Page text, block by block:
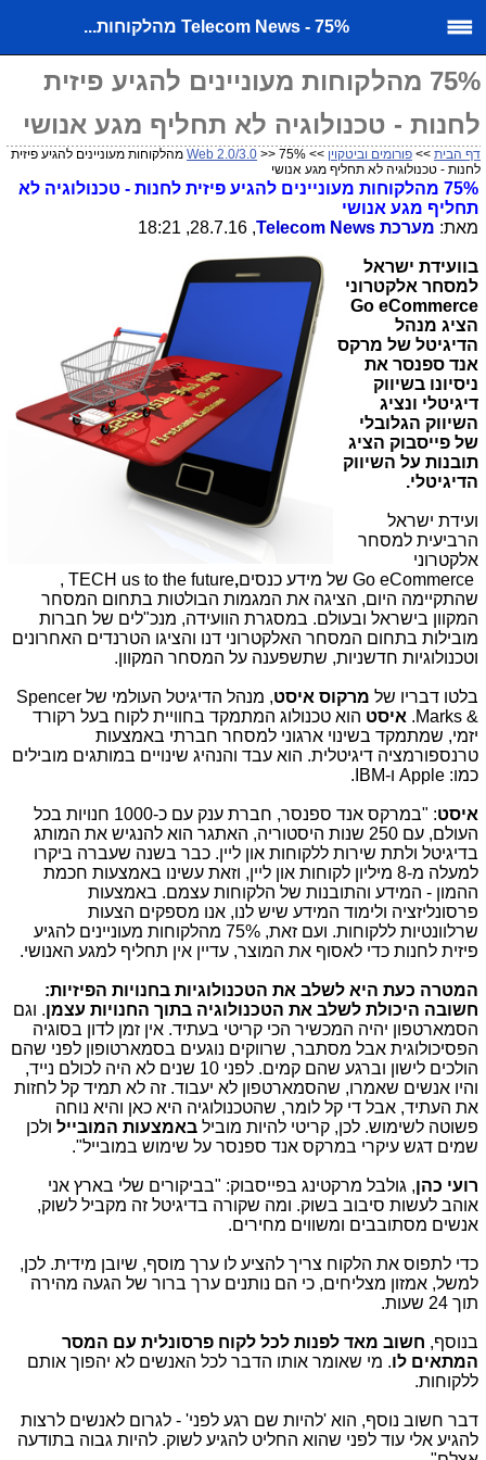
Telecom News - 75% מהלקוחות...
75% מהלקוחות מעוניינים להגיע פיזית
לחנות - טכנולוגיה לא תחליף מגע אנושי
דף הבית >> פורומים וביטקוין >>
Web 2.0/3.0 >> 75% מהלקוחות מעוניינים להגיע פיזית
לחנות - טכנולוגיה לא תחליף מגע אנושי
75% מהלקוחות מעוניינים להגיע פיזית לחנות - טכנולוגיה לא
תחליף מגע אנושי
מאת: מערכת Telecom News
, 28.7.16, 18:21
בוועידת ישראל
למסחר אלקטרוני
Go eCommerce
הציג מנהל
הדיגיטל של מרקס
אנד ספנסר את
ניסיונו בשיווק
דיגיטלי ונציג
השיווק הגלובלי
של פייסבוק הציג
תובנות על השיווק
הדיגיטלי.
ועידת ישראל
הרביעית למסחר
אלקטרוני
eCommerce
Go של מידע כנסים,
TECH us to the future
,
שהתקיימה היום, הציגה את המגמות הבולטות בתחום המסחר
המקוון בישראל ובעולם. במסגרת הוועידה, מנכ"לים של חברות
מובילות בתחום המסחר האלקטרוני דנו והציגו הטרנדים האחרונים
וטכנולוגיות חדשניות, שתשפענה על המסחר המקוון.
בלטו דבריו של מרקוס איסט, מנהל הדיגיטל העולמי של Spencer
&
Marks
. איסט הוא טכנולוג המתמקד בחוויית לקוח בעל רקורד
יזמי, שמתמקד בשינוי ארגוני למסחר חברתי באמצעות
טרנספורמציה דיגיטלית. הוא עבד והנהיג שינויים במותגים מובילים
כמו: Apple ו-.IBM
איסט
: "במרקס אנד ספנסר, חברת ענק עם כ-1000 חנויות בכל
העולם, עם 250 שנות היסטוריה, האתגר הוא להנגיש את המותג
בדיגיטל ולתת שירות ללקוחות און ליין. כבר בשנה שעברה ביקרו
למעלה מ-8 מיליון לקוחות און ליין, וזאת עשינו באמצעות חכמת
ההמון - המידע והתובנות של הלקוחות עצמם. באמצעות
פרסונליזציה ולימוד המידע שיש לנו, אנו מספקים הצעות
שרלוונטיות ללקוחות. ועם זאת, 75% מהלקוחות מעוניינים להגיע
פיזית לחנות כדי לאסוף את המוצר, עדיין אין תחליף למגע האנושי.
המטרה כעת היא לשלב את הטכנולוגיות בחנויות הפיזיות:
חשובה היכולת לשלב את הטכנולוגיה בתוך החנויות עצמן. וגם
הסמארטפון יהיה המכשיר הכי קריטי בעתיד. אין זמן לדון בסוגיה
הפסיכולוגית אבל מסתבר, שרווקים נוגעים בסמארטופון לפני שהם
הולכים לישון וברגע שהם קמים. לפני 10 שנים לא היה לכולם נייד,
והיו אנשים שאמרו, שהסמארטפון לא יעבוד. זה לא תמיד קל לחזות
את העתיד, אבל די קל לומר, שהטכנולוגיה היא כאן והיא נוחה
פשוטה לשימוש. לכן, קריטי להיות מוביל באמצעות המובייל ולכן
שמים דגש עיקרי במרקס אנד ספנסר על שימוש במובייל".
רועי כהן, גולבל מרקטינג בפייסבוק: "בביקורים שלי בארץ אני
אוהב לעשות סיבוב בשוק. ומה שקורה בדיגיטל זה מקביל לשוק,
אנשים מסתובבים ומשווים מחירים.
כדי לתפוס את הלקוח צריך להציע לו ערך מוסף, שיובן מידית. לכן,
למשל, אמזון מצליחים, כי הם נותנים ערך ברור של הגעה מהירה
תוך 24 שעות.
בנוסף, חשוב מאד לפנות לכל לקוח פרסונלית עם המסר
המתאים לו. מי שאומר אותו הדבר לכל האנשים לא יהפוך אותם
ללקוחות.
דבר חשוב נוסף, הוא 'להיות שם רגע לפני' - לגרום לאנשים לרצות
להגיע אלי עוד לפני שהוא החליט להגיע לשוק. להיות גבוה בתודעה